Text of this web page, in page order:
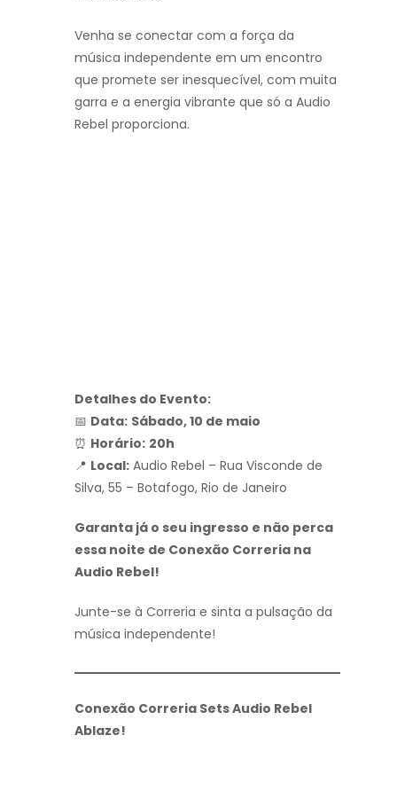
Venha se conectar com a força da
música independente em um encontro
que promete ser inesquecível, com muita
garra e a energia vibrante que só a Audio
Rebel proporciona.
Detalhes do Evento:
📅 Data: Sábado, 10 de maio
⏰ Horário: 20h
📍 Local: Audio Rebel – Rua Visconde de
Silva, 55 – Botafogo, Rio de Janeiro
Garanta já o seu ingresso e não perca
essa noite de Conexão Correria na
Audio Rebel!
Junte-se à Correria e sinta a pulsação da
música independente!
Conexão Correria Sets Audio Rebel
Ablaze!